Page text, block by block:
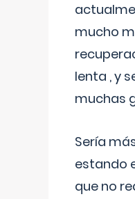
mucho
lenta , y
muchas
Sería
estando
que no